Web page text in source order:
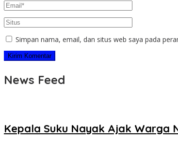
Simpan nama, email, dan situs web saya pada
News Feed
Kepala Suku Nayak Ajak Warga